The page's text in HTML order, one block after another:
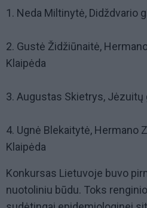
1. Neda Miltinytė, Didždvario
2. Gustė Židžiūnaitė,
Klaipėda
3. Augustas Skietrys, Jėzuitų
4. Ugnė Blekaitytė, Hermano
Klaipėda
Konkursas Lietuvoje buvo
nuotoliniu būdu. Toks